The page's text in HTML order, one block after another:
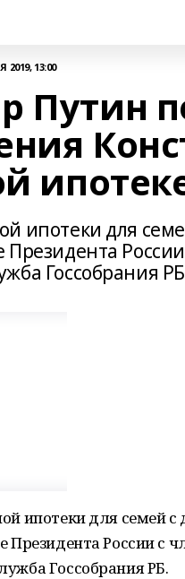
2019, 13:00
Путин
ипотеки для
Президента
Госсобрания
ипотеки для семей
Президента России с
Госсобрания РБ.